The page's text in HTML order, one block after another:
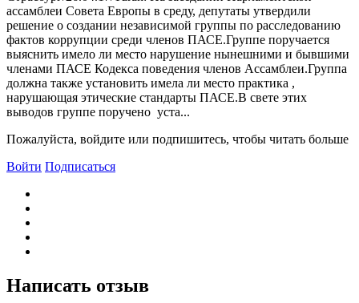
ассамблеи Совета Европы в среду, депутаты утвердили
решение о создании независимой группы по расследованию
фактов коррупции среди членов ПАСЕ.Группе поручается
выяснить имело ли место нарушение нынешними и бывшими
членами ПАСЕ Кодекса поведения членов Ассамблеи.Группа
должна также установить имела ли место практика ,
нарушающая этические стандарты ПАСЕ.В свете этих
выводов группе поручено уста...
Пожалуйста, войдите или подпишитесь, чтобы читать больше
Войти Подписаться
Написать отзыв